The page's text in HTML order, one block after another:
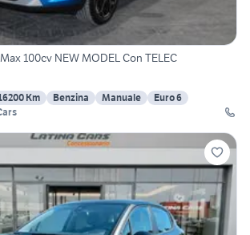
100cv NEW MODEL Con TELEC
Km Benzina Manuale
Euro 6